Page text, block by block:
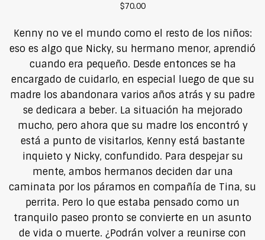
$70.00
Kenny no ve el mundo como el resto de los niños:
eso es algo que Nicky, su hermano menor, aprendió
cuando era pequeño. Desde entonces se ha
encargado de cuidarlo, en especial luego de que su
madre los abandonara varios años atrás y su padre
se dedicara a beber. La situación ha mejorado
mucho, pero ahora que su madre los encontró y
está a punto de visitarlos, Kenny está bastante
inquieto y Nicky, confundido. Para despejar su
mente, ambos hermanos deciden dar una
caminata por los páramos en compañía de Tina, su
perrita. Pero lo que estaba pensado como un
tranquilo paseo pronto se convierte en un asunto
de vida o muerte. ¿Podrán volver a reunirse con